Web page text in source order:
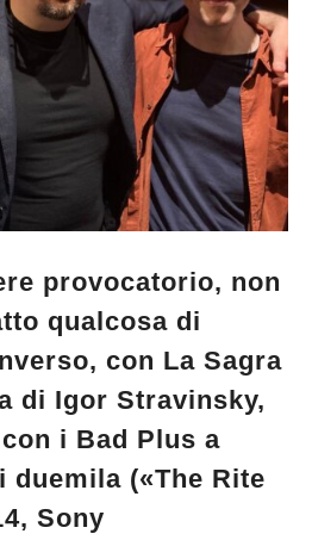
provocatorio, non
qualcosa di
con La Sagra
di Igor Stravinsky,
i Bad Plus a
duemila («The Rite
Sony